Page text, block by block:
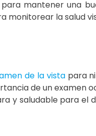
mantener una
monitorear la salud
de la vistapara
de un
y saludable para el